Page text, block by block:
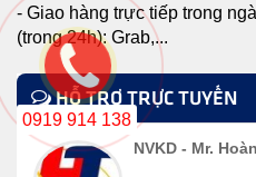
- Giao hàng trực tiếp trong
(trong 24h): Grab,...
HỖ TRỢ TRỰC TUYẾN
NVKD - Mr.
0919 914 138